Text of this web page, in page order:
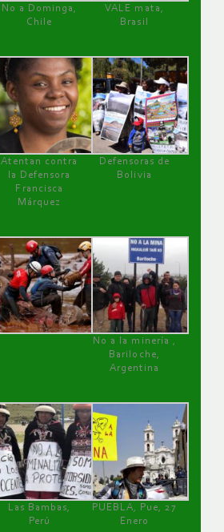
No a Dominga,
Chile
VALE mata,
Brasil
Atentan contra
la Defensora
Francisca
Márquez
Defensoras de
Bolivia
No a la minería ,
Bariloche,
Argentina
Las Bambas,
Perú
PUEBLA, Pue, 27
Enero